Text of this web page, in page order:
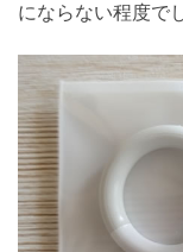
にならない程度で